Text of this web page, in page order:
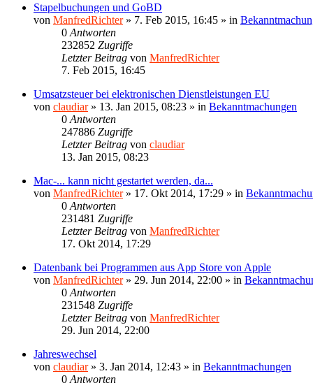
Stapelbuchungen und GoBD
von ManfredRichter» 7. Feb 2015, 16:45 » in
0 Antworten
232852 Zugriffe
Letzter Beitrag von ManfredRichter
7. Feb 2015, 16:45
Umsatzsteuer bei elektronischen Dienstleistungen EU
von claudiar» 13. Jan 2015, 08:23 » in Bekanntmachungen
0 Antworten
247886 Zugriffe
Letzter Beitrag von claudiar
13. Jan 2015, 08:23
Mac-... kann nicht gestartet werden, da...
von ManfredRichter» 17. Okt 2014, 17:29 » in
0 Antworten
231481 Zugriffe
Letzter Beitrag von ManfredRichter
17. Okt 2014, 17:29
Datenbank bei Programmen aus App Store von Apple
von ManfredRichter» 29. Jun 2014, 22:00 » in
0 Antworten
231548 Zugriffe
Letzter Beitrag von ManfredRichter
29. Jun 2014, 22:00
Jahreswechsel
von claudiar» 3. Jan 2014, 12:43 » in Bekanntmachungen
0 Antworten